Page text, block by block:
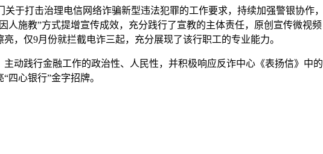
于打击治理电信网络诈骗新型违法犯罪的工作要求，持续加强警银协作
人施教”方式提增宣传成效，充分践行了宣教的主体责任，原创宣传微视
，仅9月份就拦截电诈三起，充分展现了该行职工的专业能力。
动践行金融工作的政治性、人民性，并积极响应反诈中心《表扬信》中
四心银行”金字招牌。